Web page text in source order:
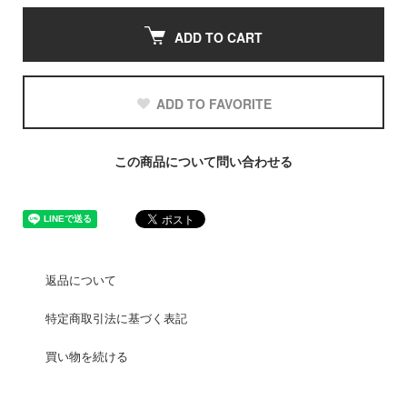
ADD TO CART
ADD TO FAVORITE
この商品について問い合わせる
返品について
特定商取引法に基づく表記
買い物を続ける